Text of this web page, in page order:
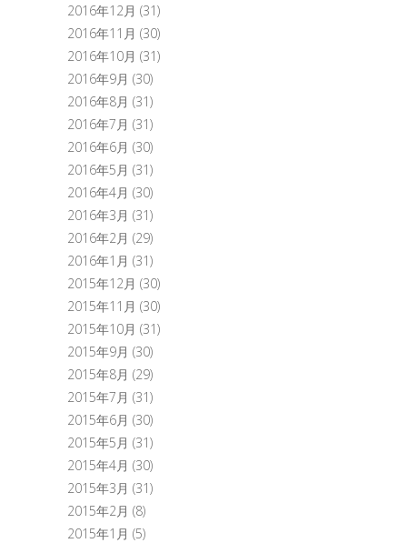
2016年12月 (31)
2016年11月 (30)
2016年10月 (31)
2016年9月 (30)
2016年8月 (31)
2016年7月 (31)
2016年6月 (30)
2016年5月 (31)
2016年4月 (30)
2016年3月 (31)
2016年2月 (29)
2016年1月 (31)
2015年12月 (30)
2015年11月 (30)
2015年10月 (31)
2015年9月 (30)
2015年8月 (29)
2015年7月 (31)
2015年6月 (30)
2015年5月 (31)
2015年4月 (30)
2015年3月 (31)
2015年2月 (8)
2015年1月 (5)